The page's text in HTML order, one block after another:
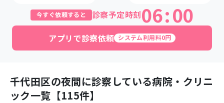
今すぐ依頼すると 診察予定時刻06:00
アプリで診察依頼 システム利用料0円
千代田区の夜間に診察している病院・クリニ
ック一覧【115件】